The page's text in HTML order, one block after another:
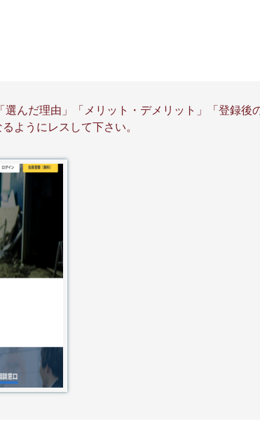
んだ理由」「メリット・デメリット」「登録後
ようにレスして下さい。